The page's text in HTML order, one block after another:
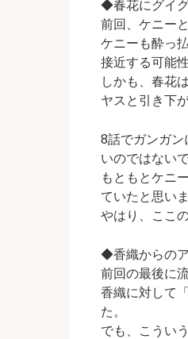
◆春花にグイ
前回、ケニー
ケニーも酔っ
接近する可能
しかも、春花
ヤスと引き下
8話でガンガ
いのではない
もともとケニ
ていたと思いま
やはり、ここ
◆香織からの
前回の最後に
香織に対して
た。
でも、こうい